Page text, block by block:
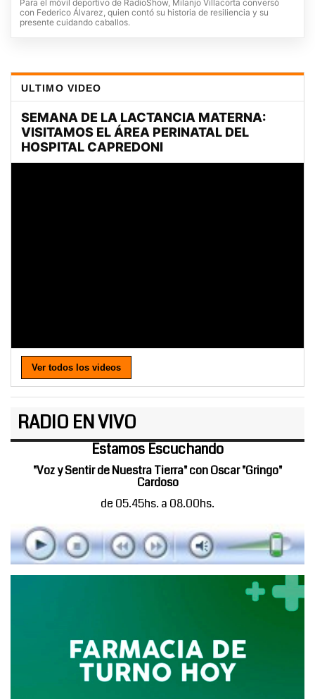
Para el móvil deportivo de RadioShow, Milanjo Villacorta conversó
con Federico Álvarez, quien contó su historia de resiliencia y su
presente cuidando caballos.
ULTIMO VIDEO
Ver todos los videos
RADIO EN VIVO
Estamos Escuchando
"Voz y Sentir de Nuestra Tierra" con Oscar "Gringo"
Cardoso
de 05.45hs. a 08.00hs.